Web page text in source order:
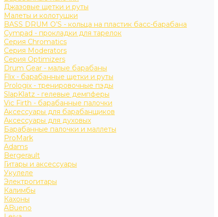
Джазовые щетки и руты
Малеты и колотушки
BASS DRUM O’S - кольца на пластик басс-барабана
Cympad - прокладки для тарелок
Серия Chromatics
Серия Moderators
Серия Optimizers
Drum Gear - малые барабаны
Flix - барабанные щетки и руты
Prologix - тренировочные пэды
SlapKlatz - гелевые демпферы
Vic Firth - барабанные палочки
Аксессуары для барабанщиков
Аксессуары для духовых
Барабанные палочки и маллеты
ProMark
Adams
Bergerault
Гитары и аксессуары
Укулеле
Электрогитары
Калимбы
Кахоны
ABueno